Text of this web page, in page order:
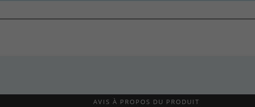
AVIS À PROPOS DU PRODUIT